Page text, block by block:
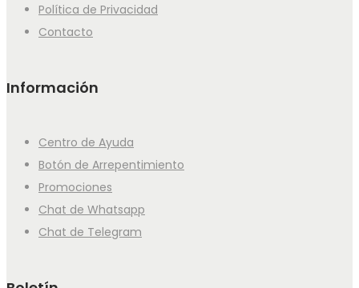
Política de Privacidad
Contacto
Información
Centro de Ayuda
Botón de Arrepentimiento
Promociones
Chat de Whatsapp
Chat de Telegram